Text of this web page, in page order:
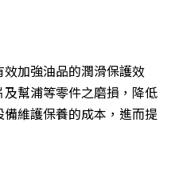
加強油品的潤滑保護效
幫浦等零件之磨損，降低
維護保養的成本，進而提